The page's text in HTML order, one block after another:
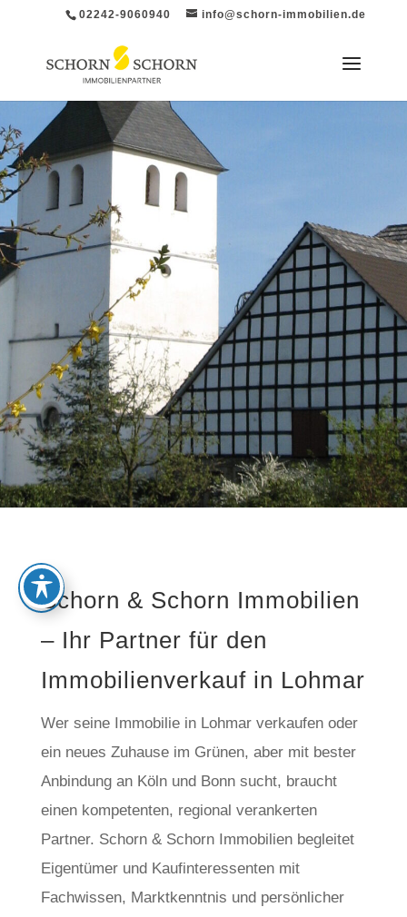
02242-9060940 info@schorn-immobilien.de
Schorn & Schorn Immobilien
– Ihr Partner für den
Immobilienverkauf in Lohmar
Wer seine Immobilie in Lohmar verkaufen oder
ein neues Zuhause im Grünen, aber mit bester
Anbindung an Köln und Bonn sucht, braucht
einen kompetenten, regional verankerten
Partner. Schorn & Schorn Immobilien begleitet
Eigentümer und Kaufinteressenten mit
Fachwissen, Marktkenntnis und persönlicher